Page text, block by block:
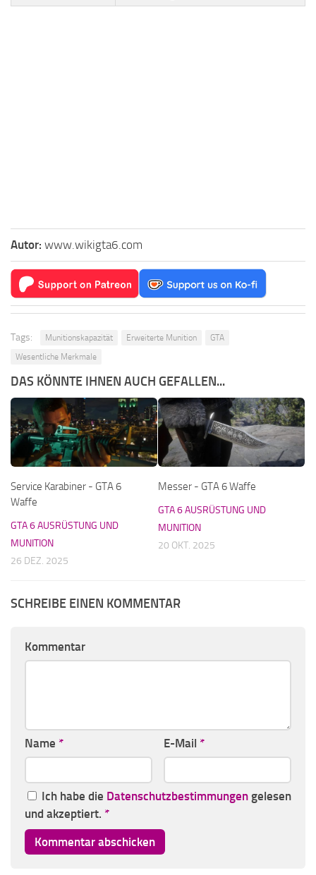
Autor: www.wikigta6.com
Tags: Munitionskapazität Erweiterte Munition
GTA
Wesentliche Merkmale
DAS KÖNNTE IHNEN AUCH GEFALLEN...
Service Karabiner - GTA 6
Waffe
GTA 6 AUSRÜSTUNG UND
MUNITION
26 DEZ. 2025
Messer - GTA 6 Waffe
GTA 6 AUSRÜSTUNG UND
MUNITION
20 OKT. 2025
SCHREIBE EINEN KOMMENTAR
Kommentar
Name * E-Mail *
Ich habe die Datenschutzbestimmungen gelesen
und akzeptiert. *